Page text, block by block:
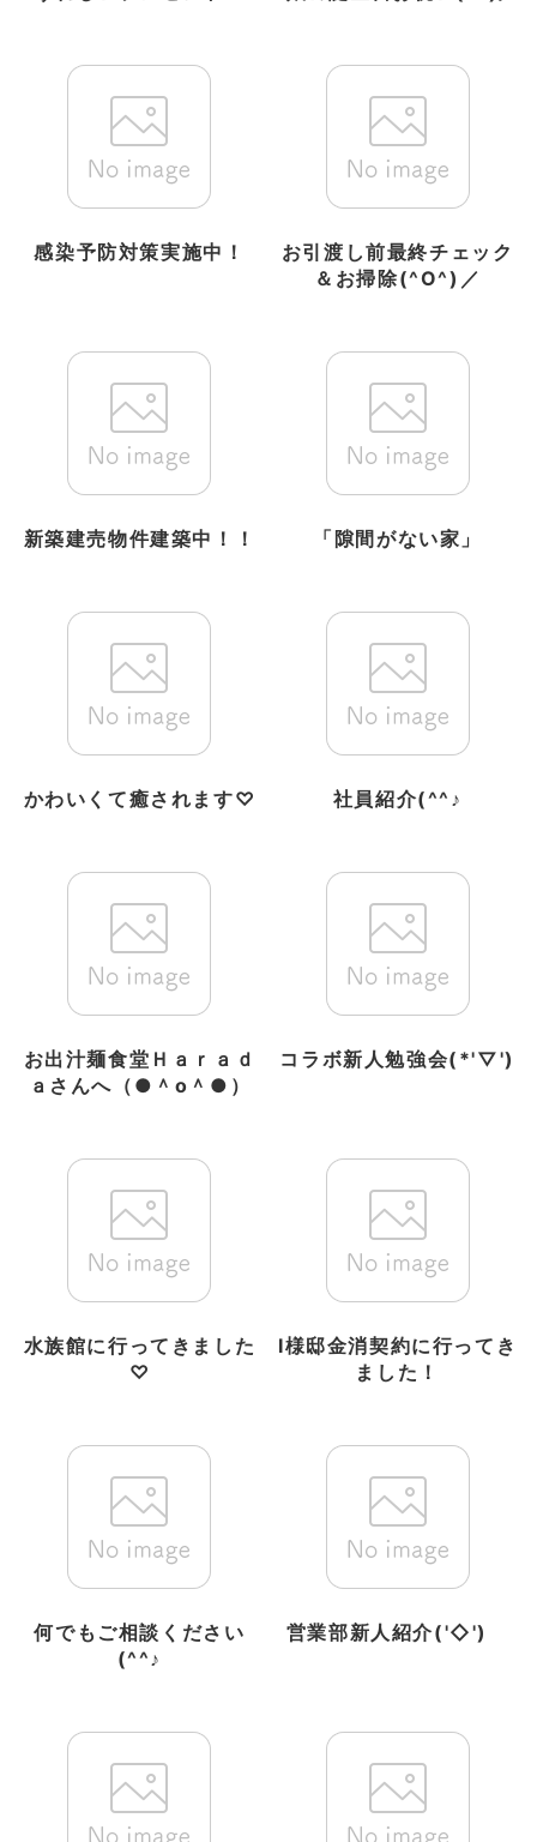
感染予防対策実施中！
お引渡し前最終チェック
＆お掃除(^O^)／
新築建売物件建築中！！ 「隙間がない家」
かわいくて癒されます♡ 社員紹介(^^♪
お出汁麺食堂Ｈａｒａｄ
ａさんへ（●＾o＾●）
コラボ新人勉強会(*'▽')
水族館に行ってきました
♡
I様邸金消契約に行ってき
ました！
何でもご相談ください
(^^♪
営業部新人紹介('◇')ゞ